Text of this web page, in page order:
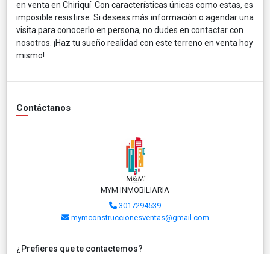
en venta en Chiriquí Con características únicas como estas, es
imposible resistirse. Si deseas más información o agendar una
visita para conocerlo en persona, no dudes en contactar con
nosotros. ¡Haz tu sueño realidad con este terreno en venta hoy
mismo!
Contáctanos
MYM INMOBILIARIA
3017294539
mymconstruccionesventas@gmail.com
¿Prefieres que te contactemos?